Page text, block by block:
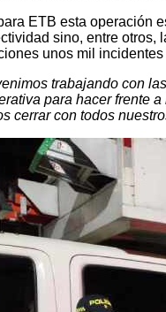
ETB esta operación
sino, entre otros,
unos mil
trabajando con
para hacer frente
cerrar con todos